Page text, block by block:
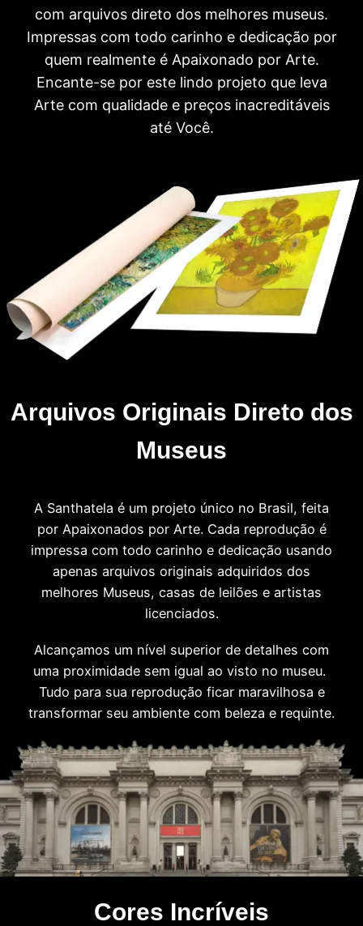
com arquivos direto dos melhores museus.
Impressas com todo carinho e dedicação por
quem realmente é Apaixonado por Arte.
Encante-se por este lindo projeto que leva
Arte com qualidade e preços inacreditáveis
até Você.
Arquivos Originais Direto dos
Museus
A Santhatela é um projeto único no Brasil, feita
por Apaixonados por Arte. Cada reprodução é
impressa com todo carinho e dedicação usando
apenas arquivos originais adquiridos dos
melhores Museus, casas de leilões e artistas
licenciados.
Alcançamos um nível superior de detalhes com
uma proximidade sem igual ao visto no museu.
Tudo para sua reprodução ficar maravilhosa e
transformar seu ambiente com beleza e requinte.
Cores Incríveis